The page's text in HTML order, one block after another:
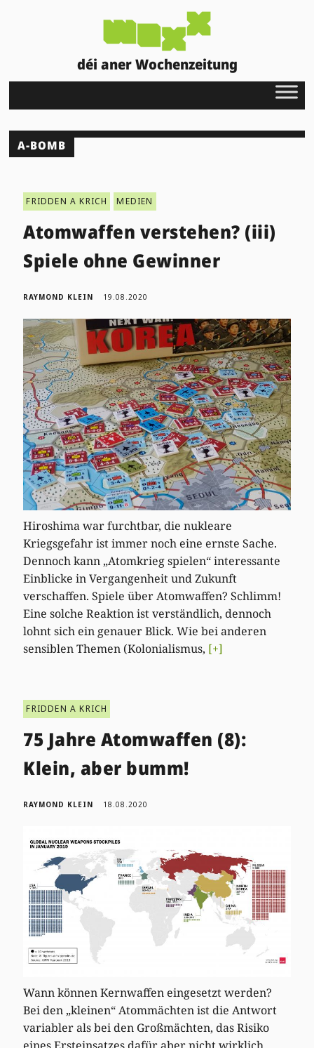
déi aner Wochenzeitung
A-BOMB
FRIDDEN A KRICH MEDIEN
Atomwaffen verstehen? (iii)
Spiele ohne Gewinner
RAYMOND KLEIN 19.08.2020
Hiroshima war furchtbar, die nukleare
Kriegsgefahr ist immer noch eine ernste Sache.
Dennoch kann „Atomkrieg spielen“ interessante
Einblicke in Vergangenheit und Zukunft
verschaffen. Spiele über Atomwaffen? Schlimm!
Eine solche Reaktion ist verständlich, dennoch
lohnt sich ein genauer Blick. Wie bei anderen
sensiblen Themen (Kolonialismus, [+]
FRIDDEN A KRICH
75 Jahre Atomwaffen (8):
Klein, aber bumm!
RAYMOND KLEIN 18.08.2020
Wann können Kernwaffen eingesetzt werden?
Bei den „kleinen“ Atommächten ist die Antwort
variabler als bei den Großmächten, das Risiko